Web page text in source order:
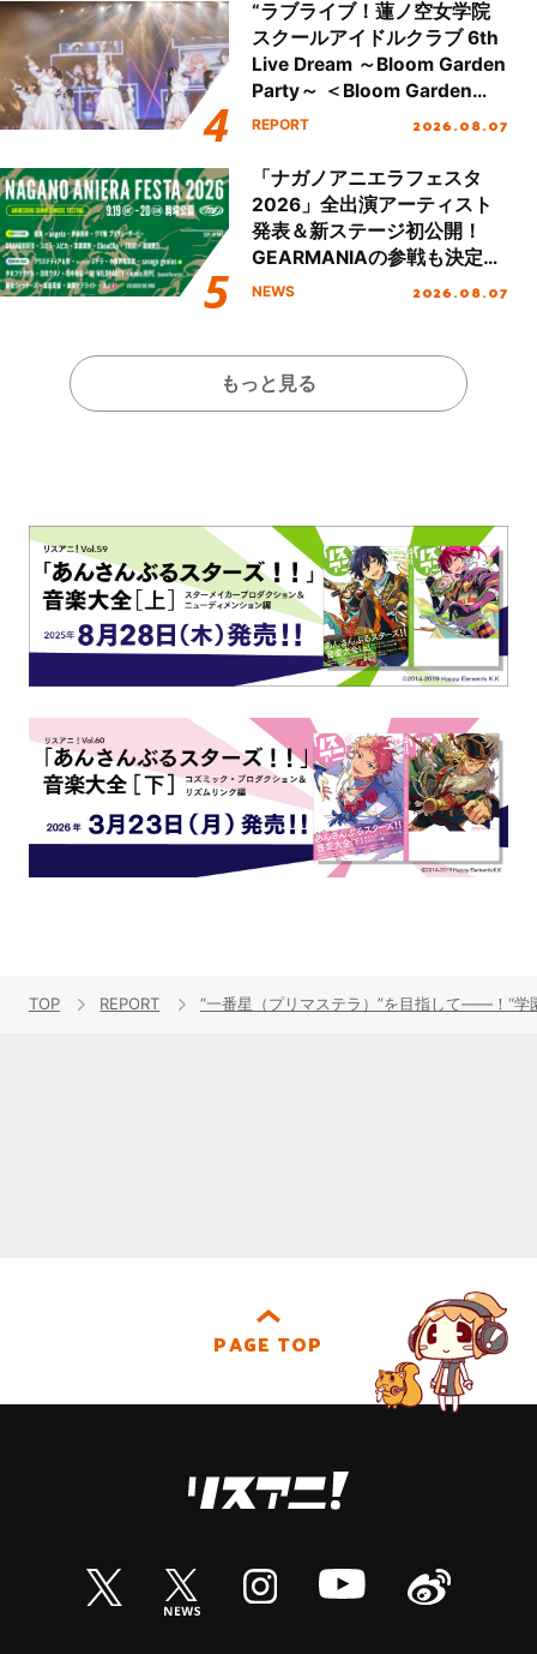
“ラブライブ！蓮ノ空女学院
スクールアイドルクラブ 6th
Live Dream ～Bloom Garden
Party～ ＜Bloom Garden
Party Stage／埼玉公演＞”
REPORT 2026.08.07
「ナガノアニエラフェスタ
2026」全出演アーティスト
発表＆新ステージ初公開！
GEARMANIAの参戦も決定
し、初となる第3ステージの
NEWS 2026.08.07
もっと見る
TOP REPORT “一番星（プリマステラ）”を目指して――！“
PAGE TOP